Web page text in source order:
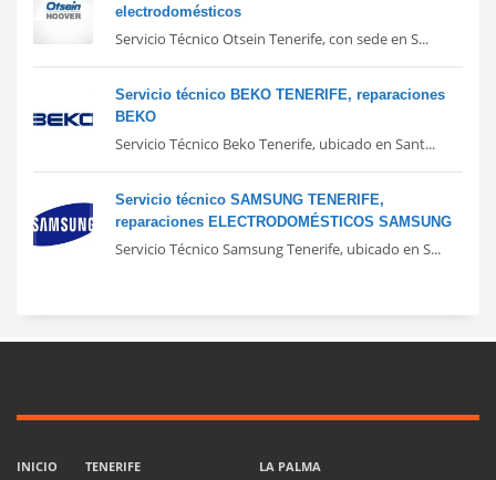
electrodomésticos
Servicio Técnico Otsein Tenerife, con sede en S...
Servicio técnico BEKO TENERIFE, reparaciones
BEKO
Servicio Técnico Beko Tenerife, ubicado en Sant...
Servicio técnico SAMSUNG TENERIFE,
reparaciones ELECTRODOMÉSTICOS SAMSUNG
Servicio Técnico Samsung Tenerife, ubicado en S...
INICIO
TENERIFE
LA PALMA